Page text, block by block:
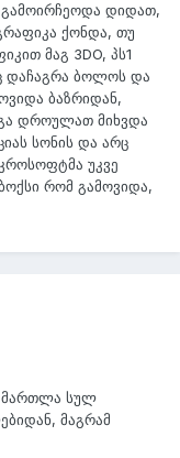
გამოირჩეოდა დიდათ,
ქონდა, თუ
მაგ 3DO, პს1
დაჩაგრა ბოლოს და
ბაზრიდან,
დროულათ მიხვდა
სონის და არც
უკვე
რომ გამოვიდა,
მართლა სულ
მაგრამ